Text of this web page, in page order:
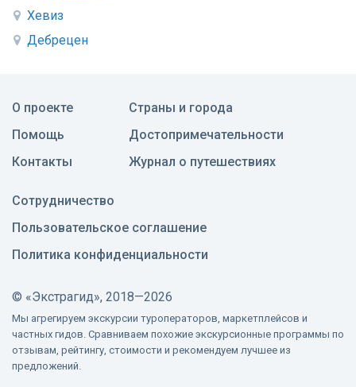
Хевиз
Дебрецен
О проекте
Помощь
Контакты
Страны и города
Достопримечательности
Журнал о путешествиях
Сотрудничество
Пользовательское соглашение
Политика конфиденциальности
© «Экстрагид», 2018—2026
Мы агрегируем экскурсии туроператоров, маркетплейсов и
частных гидов. Сравниваем похожие экскурсионные программы по
отзывам, рейтингу, стоимости и рекомендуем лучшее из
предложений.